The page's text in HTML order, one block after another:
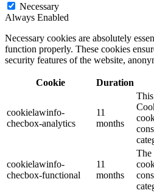
Necessary
Always Enabled
Necessary cookies are absolutely
function properly. These cookies
security features of the website,
Cookie Duration
cookielawinfo-
checbox-analytics
11
months
cookielawinfo-
checbox-functional
11
months
The